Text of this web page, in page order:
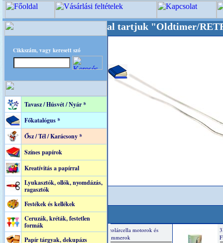
Cikkszám, vagy keresett szó
Tavasz / Húsvét / Nyár *
Főkatalógus *
Ősz / Tél / Karácsony *
Színes papírok
Kreatívitás a papírral
Lyukasztók, ollók, nyomdázás,
ragasztók
Festékek és kellékek
Ceruzák, kréták, festetlen
formák
Papír tárgyak, dekupázs
akarattal tartjuk "Oldtimer/RETRO"